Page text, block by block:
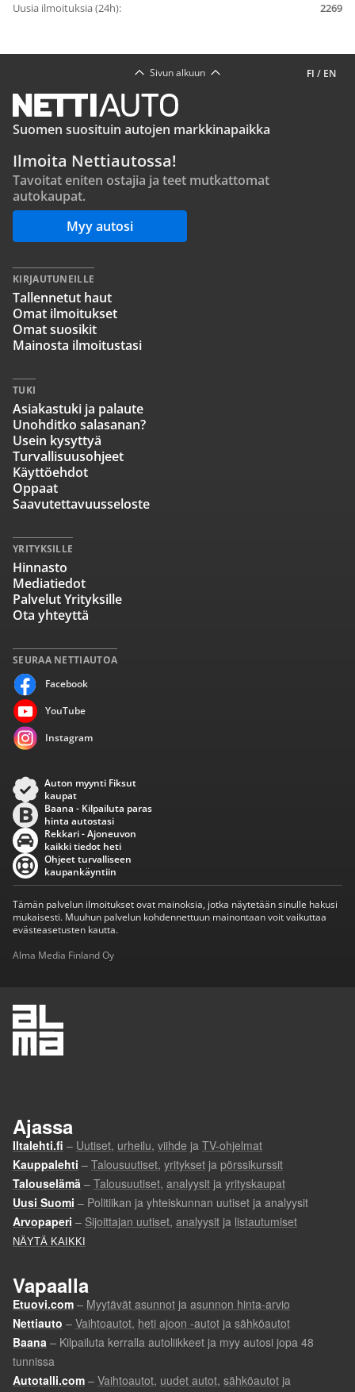
Uusia ilmoituksia (24h):
2269
FI / EN
Sivun alkuun
Suomen suosituin autojen markkinapaikka
Ilmoita Nettiautossa!
Tavoitat eniten ostajia ja teet mutkattomat
autokaupat.
Myy autosi
SEURAA NETTIAUTOA
Facebook
YouTube
Instagram
KIRJAUTUNEILLE
Tallennetut haut
Omat ilmoitukset
Omat suosikit
Mainosta ilmoitustasi
TUKI
Asiakastuki ja palaute
Unohditko salasanan?
Usein kysyttyä
Turvallisuusohjeet
Käyttöehdot
Oppaat
Saavutettavuusseloste
YRITYKSILLE
Hinnasto
Mediatiedot
Palvelut Yrityksille
Ota yhteyttä
Auton myynti Fiksut
kaupat
Baana - Kilpailuta paras
hinta autostasi
Rekkari - Ajoneuvon
kaikki tiedot heti
Ohjeet turvalliseen
kaupankäyntiin
Tämän palvelun ilmoitukset ovat mainoksia, jotka näytetään sinulle hakusi
mukaisesti. Muuhun palvelun kohdennettuun mainontaan voit vaikuttaa
evästeasetusten kautta.
Alma Media Finland Oy